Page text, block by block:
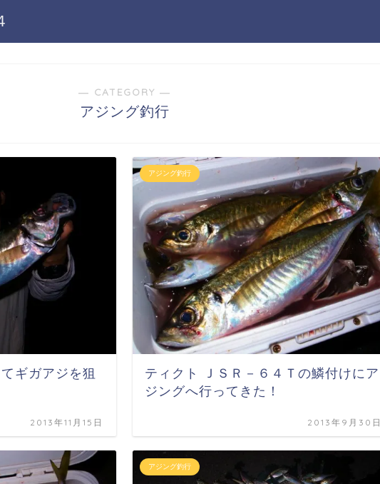
― CATEGORY ―
アジング釣行
ギガアジを狙
2013年11月15日
アジング釣行
ティクト ＪＳＲ－６４Ｔの鱗付けにア
ジングへ行ってきた！
2013年9月30日
アジング釣行